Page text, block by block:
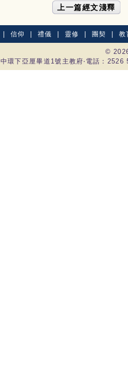
上一篇經文淺釋
信仰 禮儀 靈修 團契 |教
©
中環下亞厘畢道1號主教府‧電話：